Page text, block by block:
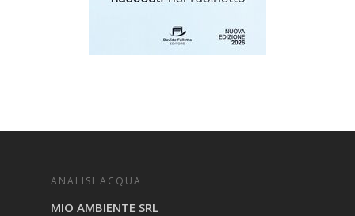
ANALISI ACQUA
MIO AMBIENTE SRL